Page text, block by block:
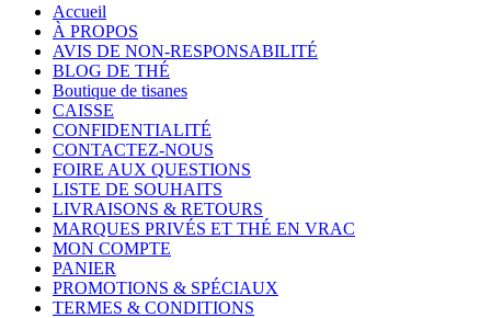
Accueil
À PROPOS
AVIS DE NON-RESPONSABILITÉ
BLOG DE THÉ
Boutique de tisanes
CAISSE
CONFIDENTIALITÉ
CONTACTEZ-NOUS
FOIRE AUX QUESTIONS
LISTE DE SOUHAITS
LIVRAISONS & RETOURS
MARQUES PRIVÉS ET THÉ EN VRAC
MON COMPTE
PANIER
PROMOTIONS & SPÉCIAUX
TERMES & CONDITIONS